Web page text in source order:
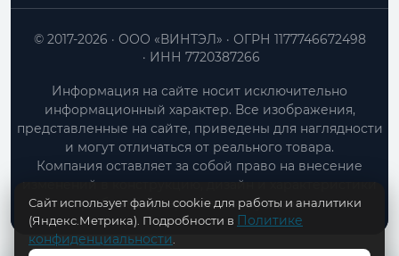
ООО «ВИНТЭЛ»
ОГРН 1177746672498
ИНН 7720387266
© 2017-2026
Информация на сайте носит исключительно
информационный характер. Все изображения,
представленные на сайте, приведены для наглядности
и могут отличаться от реального товара.
Компания оставляет за собой право на внесение
изменений в конструкцию, дизайн и характеристики
товара без предварительного уведомления.
Сайт использует файлы cookie для работы и аналитики
(Яндекс.Метрика). Подробности в Политике
конфиденциальности